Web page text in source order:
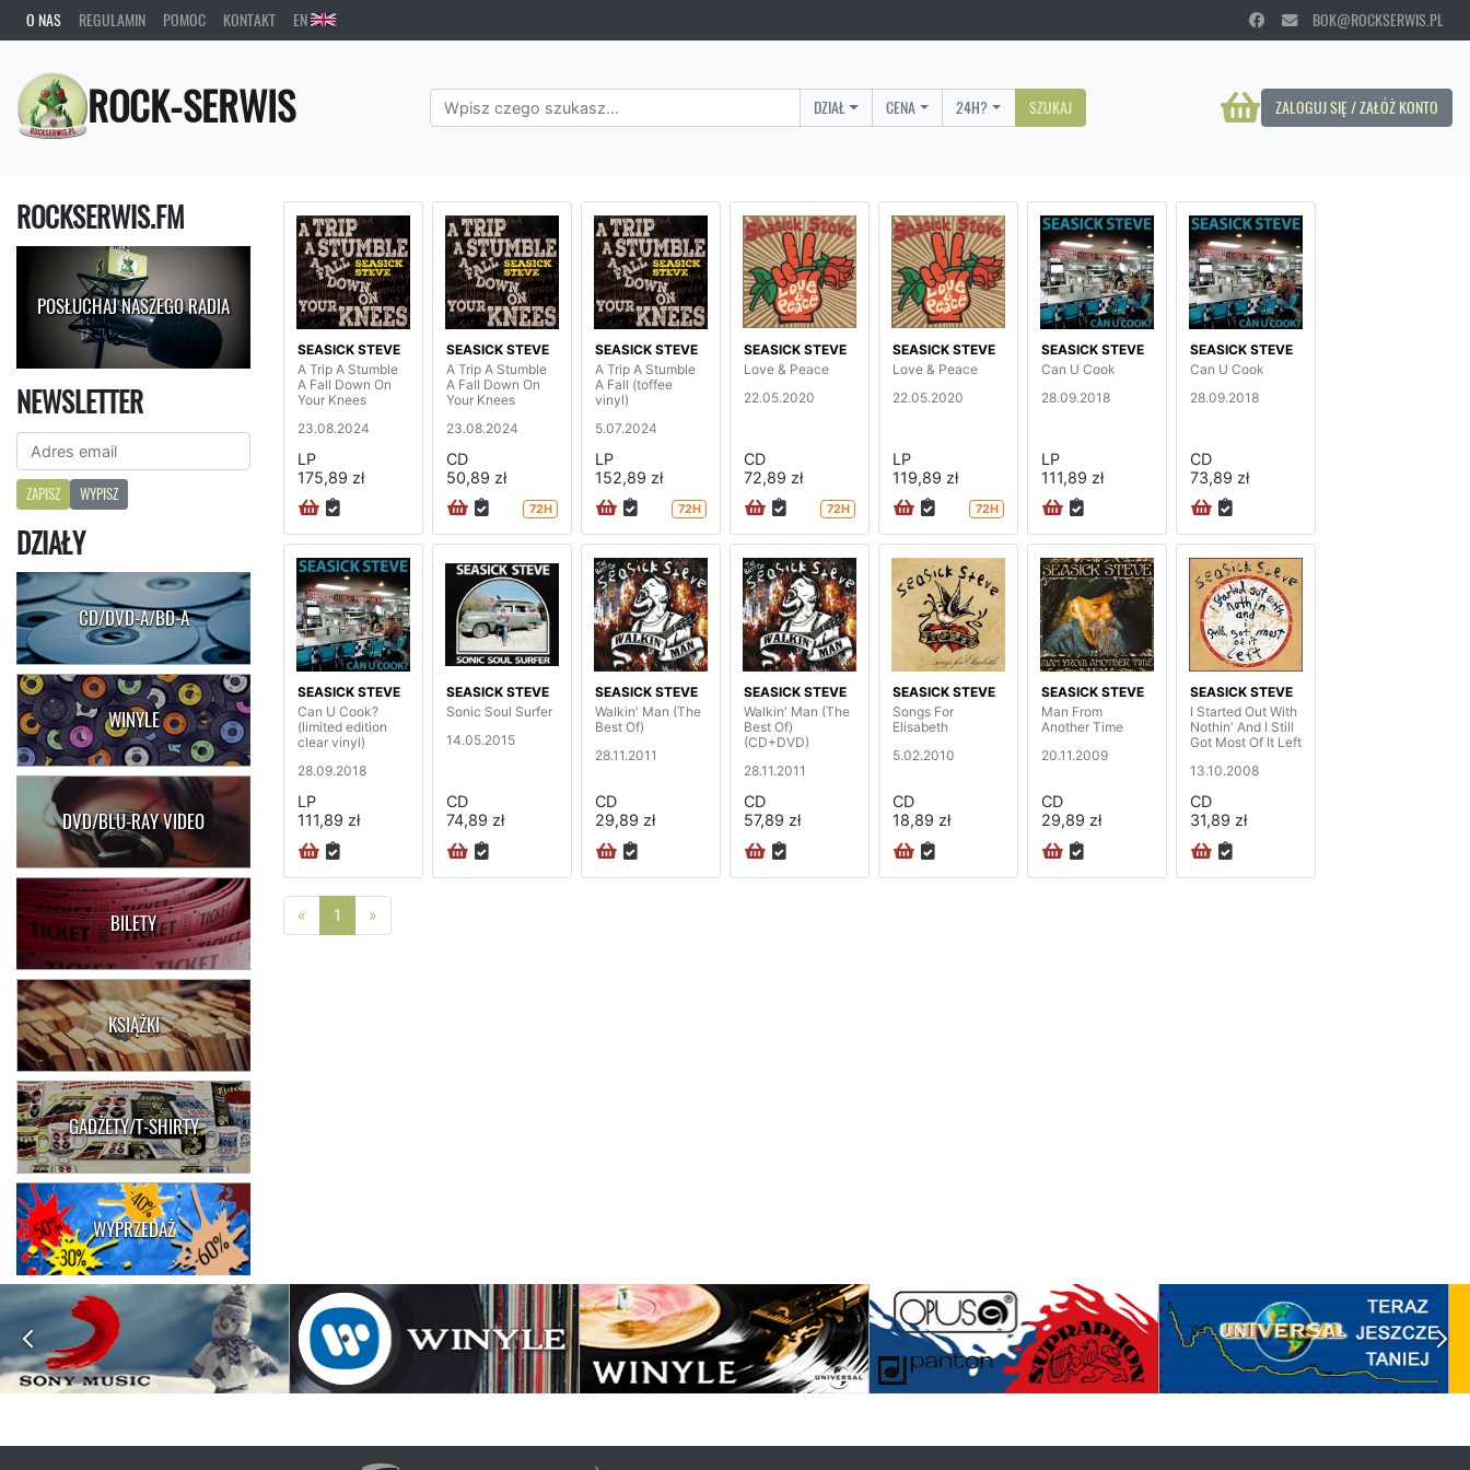
O NAS REGULAMIN POMOC KONTAKT EN BOK@ROCKSERWIS.PL
ROCK-SERWIS ZALOGUJ SIĘ / ZAŁÓŻ KONTO
DZIAŁ CENA 24H? SZUKAJ
ROCKSERWIS.FM
POSŁUCHAJ NASZEGO RADIA
NEWSLETTER
ZAPISZ WYPISZ
DZIAŁY
CD/DVD-A/BD-A
WINYLE
DVD/BLU-RAY VIDEO
BILETY
KSIĄŻKI
GADŻETY/T-SHIRTY
WYPRZEDAŻ
SEASICK STEVE
A Trip A Stumble
A Fall Down On
Your Knees
23.08.2024
LP
175,89 zł
SEASICK STEVE
A Trip A Stumble
A Fall Down On
Your Knees
23.08.2024
CD
50,89 zł
72H
SEASICK STEVE
A Trip A Stumble
A Fall (toffee
vinyl)
5.07.2024
LP
152,89 zł
72H
SEASICK STEVE
Love & Peace
22.05.2020
CD
72,89 zł
72H
SEASICK STEVE
Love & Peace
22.05.2020
LP
119,89 zł
72H
SEASICK STEVE
Can U Cook
28.09.2018
LP
111,89 zł
SEASICK STEVE
Can U Cook
28.09.2018
CD
73,89 zł
SEASICK STEVE
Can U Cook?
(limited edition
clear vinyl)
28.09.2018
LP
111,89 zł
SEASICK STEVE
Sonic Soul Surfer
14.05.2015
CD
74,89 zł
SEASICK STEVE
Walkin' Man (The
Best Of)
28.11.2011
CD
29,89 zł
SEASICK STEVE
Walkin' Man (The
Best Of)
(CD+DVD)
28.11.2011
CD
57,89 zł
SEASICK STEVE
Songs For
Elisabeth
5.02.2010
CD
18,89 zł
SEASICK STEVE
Man From
Another Time
20.11.2009
CD
29,89 zł
SEASICK STEVE
I Started Out With
Nothin' And I Still
Got Most Of It Left
13.10.2008
CD
31,89 zł
« Poprzednia strona
1 »